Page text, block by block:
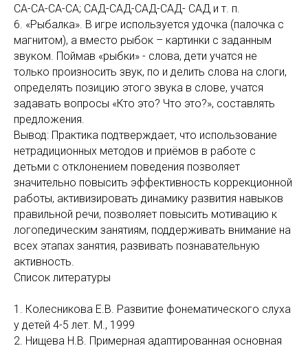
СА-СА-СА-СА; САД-САД-САД-САД- САД и т. п.
6. «Рыбалка». В игре используется удочка (палочка с
магнитом), а вместо рыбок – картинки с заданным
звуком. Поймав «рыбки» - слова, дети учатся не
только произносить звук, по и делить слова на слоги,
определять позицию этого звука в слове, учатся
задавать вопросы «Кто это? Что это?», составлять
предложения.
Вывод: Практика подтверждает, что использование
нетрадиционных методов и приёмов в работе с
детьми с отклонением поведения позволяет
значительно повысить эффективность коррекционной
работы, активизировать динамику развития навыков
правильной речи, позволяет повысить мотивацию к
логопедическим занятиям, поддерживать внимание на
всех этапах занятия, развивать познавательную
активность.
Список литературы
1. Колесникова Е.В. Развитие фонематического слуха
у детей 4-5 лет. М., 1999
2. Нищева Н.В. Примерная адаптированная основная